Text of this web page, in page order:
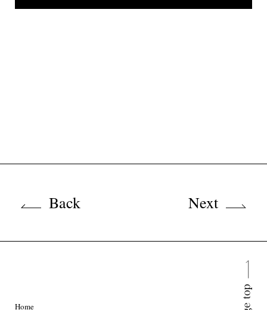
Next
Back
Home